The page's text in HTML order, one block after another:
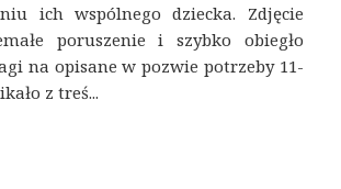
ich wspólnego dziecka. Zdjęcie
poruszenie i szybko obiegło
na opisane w pozwie potrzeby 11-
z treś...